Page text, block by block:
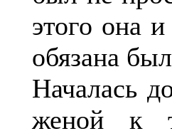
этого она
обязана
Началась
женой к